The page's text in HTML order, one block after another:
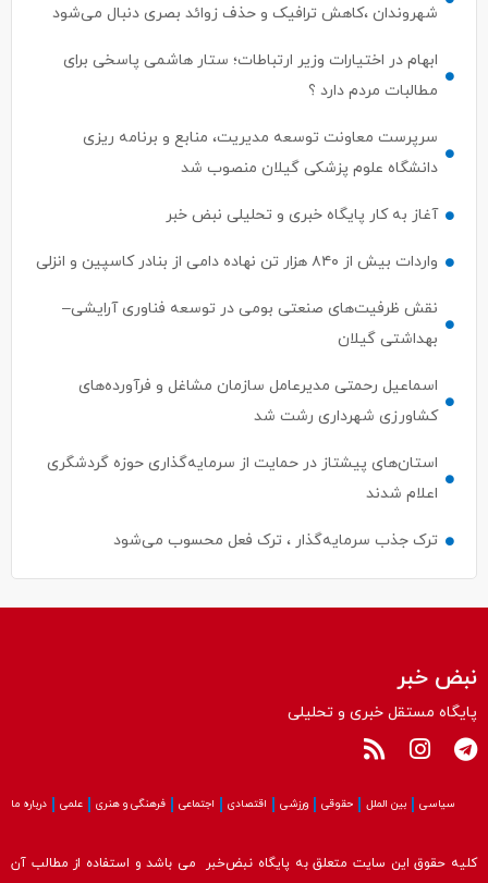
شهروندان ،کاهش ترافیک و حذف زوائد بصری دنبال می‌شود
ابهام در اختیارات وزیر ارتباطات؛ ستار هاشمی پاسخی برای
مطالبات مردم دارد ؟
سرپرست معاونت توسعه مدیریت، منابع و برنامه ریزی
دانشگاه علوم پزشکی گیلان منصوب شد
آغاز به کار پایگاه خبری و تحلیلی نبض خبر
واردات بیش از ۸۴۰ هزار تن نهاده دامی از بنادر كاسپین و انزلی
نقش ظرفیت‌های صنعتی بومی در توسعه فناوری آرایشی–
بهداشتی گیلان
اسماعیل رحمتی مدیرعامل سازمان مشاغل و فرآورده‌های
کشاورزی شهرداری رشت شد
استان‌های پیشتاز در حمایت از سرمایه‌گذاری حوزه گردشگری
اعلام شدند
ترک جذب سرمایه‌گذار ، ترک فعل محسوب می‌شود
نبض خبر
پایگاه مستقل خبری و تحلیلی
سیاسی بین الملل حقوقی ورزشی اقتصادی اجتماعی فرهنگی و هنری علمی درباره ما
کلیه حقوق این سایت متعلق به پایگاه نبض‌خبر می باشد و استفاده از مطالب آن